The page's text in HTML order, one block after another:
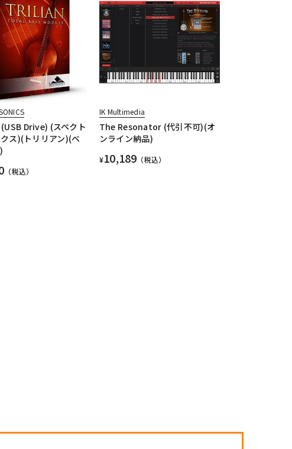
Drive) (スペクト
ス)(トリリアン)(ベ
（税込）
IK Multimedia
The Resonator (代引不可)(オ
ンライン納品)
¥10,189 （税込）